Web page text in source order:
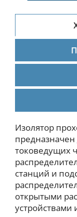
Изолятор
токоведущих
станций и
открытыми